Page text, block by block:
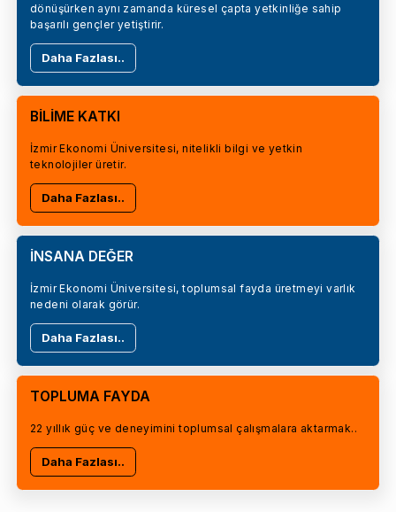
dönüşürken aynı zamanda küresel çapta yetkinliğe sahip
başarılı gençler yetiştirir.
Daha Fazlası..
BİLİME KATKI
İzmir Ekonomi Üniversitesi, nitelikli bilgi ve yetkin
teknolojiler üretir.
Daha Fazlası..
İNSANA DEĞER
İzmir Ekonomi Üniversitesi, toplumsal fayda üretmeyi varlık
nedeni olarak görür.
Daha Fazlası..
TOPLUMA FAYDA
22 yıllık güç ve deneyimini toplumsal çalışmalara aktarmak..
Daha Fazlası..